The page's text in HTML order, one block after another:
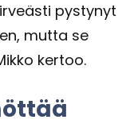
pys­ty­nyt
mutta se
ker­too.